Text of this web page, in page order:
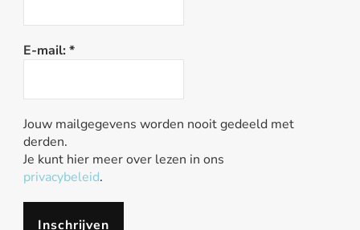
E-mail: *
Jouw mailgegevens worden nooit gedeeld met
derden.
Je kunt hier meer over lezen in ons
privacybeleid.